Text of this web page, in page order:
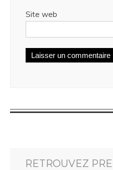
Site web
RETROUVEZ